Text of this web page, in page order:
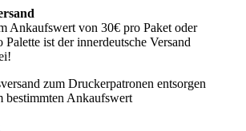
Ankaufswert von 30€ pro Paket oder
Palette ist der innerdeutsche Versand